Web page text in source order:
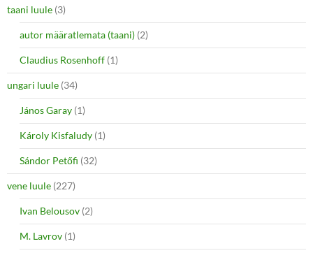
taani luule (3)
autor määratlemata (taani) (2)
Claudius Rosenhoff (1)
ungari luule (34)
János Garay (1)
Károly Kisfaludy (1)
Sándor Petőfi (32)
vene luule (227)
Ivan Belousov (2)
M. Lavrov (1)